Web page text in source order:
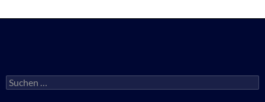
Suchen
nach: